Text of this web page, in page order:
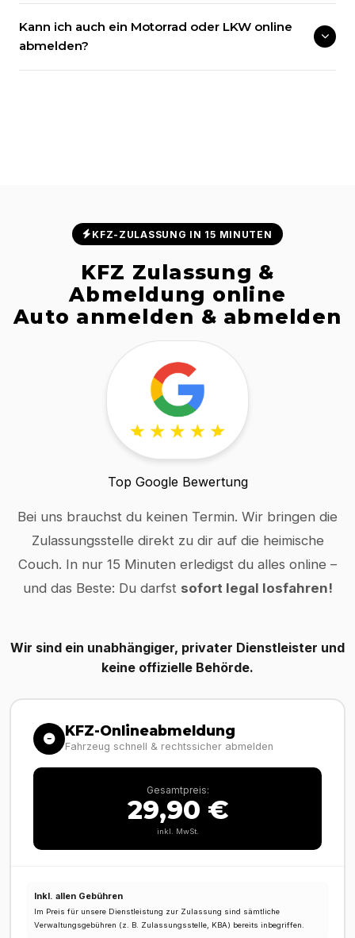
Kann ich auch ein Motorrad oder LKW online
abmelden?
KFZ-ZULASSUNG IN 15 MINUTEN
KFZ Zulassung &
Abmeldung online
Auto anmelden & abmelden
Top Google Bewertung
Bei uns brauchst du keinen Termin. Wir bringen die
Zulassungsstelle direkt zu dir auf die heimische
Couch. In nur 15 Minuten erledigst du alles online –
und das Beste: Du darfst sofort legal losfahren!
Wir sind ein unabhängiger, privater Dienstleister und
keine offizielle Behörde.
KFZ-Onlineabmeldung
Fahrzeug schnell & rechtssicher abmelden
Gesamtpreis:
29,90 €
inkl. MwSt.
Inkl. allen Gebühren
Im Preis für unsere Dienstleistung zur Zulassung sind sämtliche
Verwaltungsgebühren (z. B. Zulassungsstelle, KBA) bereits inbegriffen.